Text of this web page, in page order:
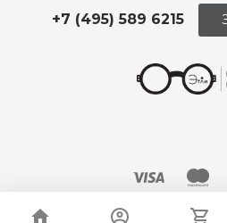
+7 (495) 589 6215